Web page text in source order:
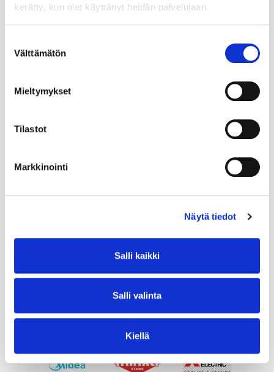
kerätty, kun olet käyttänyt heidän palvelujaan.
valinta
Välttämätön
Mieltymykset
Tilastot
Markkinointi
Näytä tiedot
Salli kaikki
Salli valinta
Kiellä